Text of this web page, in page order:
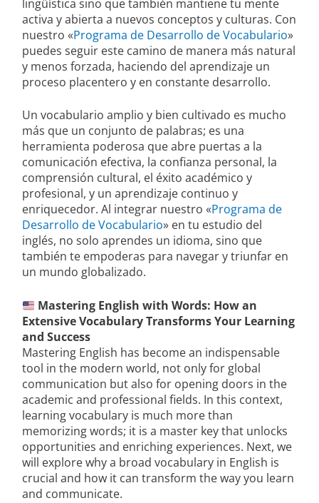
lingüística sino que también mantiene tu mente
activa y abierta a nuevos conceptos y culturas. Con
nuestro «Programa de Desarrollo de Vocabulario»
puedes seguir este camino de manera más natural
y menos forzada, haciendo del aprendizaje un
proceso placentero y en constante desarrollo.
Un vocabulario amplio y bien cultivado es mucho
más que un conjunto de palabras; es una
herramienta poderosa que abre puertas a la
comunicación efectiva, la confianza personal, la
comprensión cultural, el éxito académico y
profesional, y un aprendizaje continuo y
enriquecedor. Al integrar nuestro «Programa de
Desarrollo de Vocabulario» en tu estudio del
inglés, no solo aprendes un idioma, sino que
también te empoderas para navegar y triunfar en
un mundo globalizado.
Mastering English with Words: How an
Extensive Vocabulary Transforms Your Learning
and Success
Mastering English has become an indispensable
tool in the modern world, not only for global
communication but also for opening doors in the
academic and professional fields. In this context,
learning vocabulary is much more than
memorizing words; it is a master key that unlocks
opportunities and enriching experiences. Next, we
will explore why a broad vocabulary in English is
crucial and how it can transform the way you learn
and communicate.